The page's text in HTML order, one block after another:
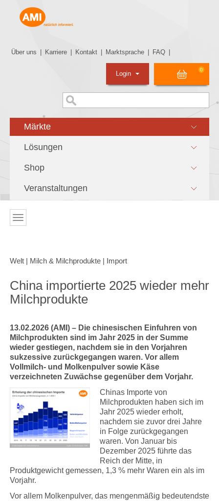
Über uns Karriere Kontakt Marktsprache FAQ
0
Login
Märkte
Lösungen
Shop
Veranstaltungen
Welt | Milch & Milchprodukte | Import
China importierte 2025 wieder mehr
Milchprodukte
13.02.2026 (AMI) – Die chinesischen Einfuhren von
Milchprodukten sind im Jahr 2025 in der Summe
wieder gestiegen, nachdem sie in den Vorjahren
sukzessive zurückgegangen waren. Vor allem
Vollmilch- und Molkenpulver sowie Käse
verzeichneten Zuwächse gegenüber dem Vorjahr.
Chinas Importe von
Milchprodukten haben sich im
Jahr 2025 wieder erholt,
nachdem sie zuvor drei Jahre
in Folge zurückgegangen
waren. Von Januar bis
Dezember 2025 führte das
Reich der Mitte, in
Produktgewicht gemessen, 1,3 % mehr Waren ein als im
Vorjahr.
Vor allem Molkenpulver, das mengenmäßig bedeutendste